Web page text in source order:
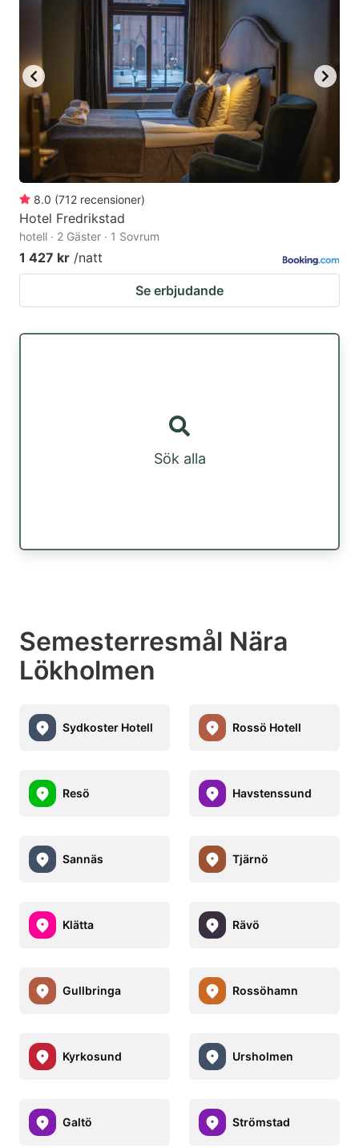
8.0 (712 recensioner)
Hotel Fredrikstad
hotell · 2 Gäster · 1 Sovrum
1 427 kr /natt
Se erbjudande
Sök alla
Semesterresmål Nära
Lökholmen
Sydkoster Hotell Rossö Hotell
Resö Havstenssund
Sannäs Tjärnö
Klätta Rävö
Gullbringa Rossöhamn
Kyrkosund Ursholmen
Galtö Strömstad